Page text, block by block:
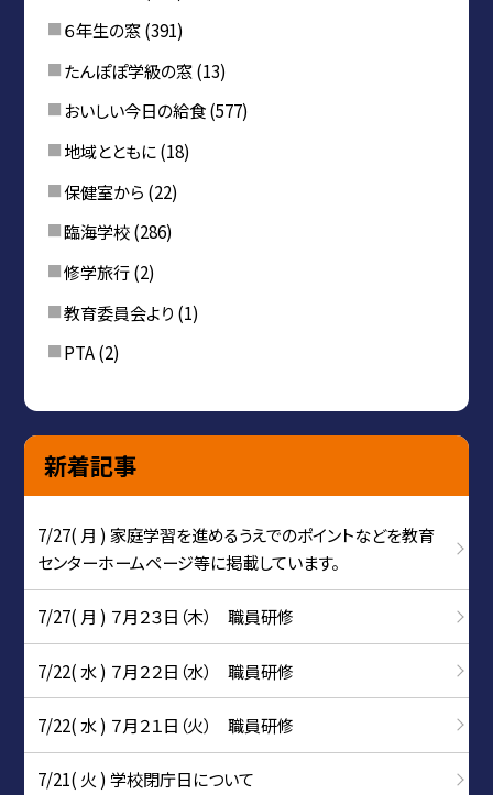
６年生の窓(391)
たんぽぽ学級の窓(13)
おいしい今日の給食(577)
地域とともに(18)
保健室から (22)
臨海学校(286)
修学旅行(2)
教育委員会より (1)
PTA(2)
新着記事
7/27( 月 ) 家庭学習を進めるうえでのポイントなどを教育
センターホームページ等に掲載しています。
7/27( 月 ) ７月２３日（木） 職員研修
7/22( 水 ) ７月２２日（水） 職員研修
7/22( 水 ) ７月２１日（火） 職員研修
7/21( 火 ) 学校閉庁日について